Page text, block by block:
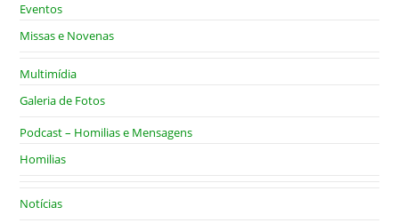
Eventos
Missas e Novenas
Multimídia
Galeria de Fotos
Podcast – Homilias e Mensagens
Homilias
Notícias